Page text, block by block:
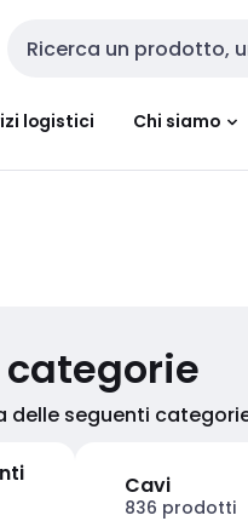
Cerca input
logistici Chi siamo
categorie
delle seguenti
Cavi
836 prodotti